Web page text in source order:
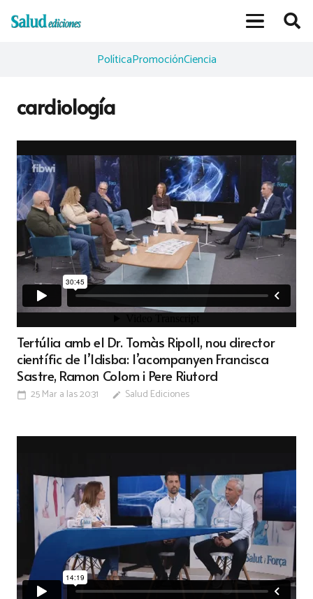
PolíticaPromociónCiencia
cardiología
Tertúlia amb el Dr. Tomàs Ripoll, nou director
científic de l’Idisba: l’acompanyen Francisca
Sastre, Ramon Colom i Pere Riutord
calendar_today 25 Mar a las 20:31 edit Salud Ediciones